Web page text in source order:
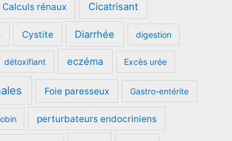
Calculs rénaux Cicatrisant
Cystite Diarrhée digestion
détoxifiant eczéma Excès urée
Foie paresseux Gastro-entérite
perturbateurs endocriniens